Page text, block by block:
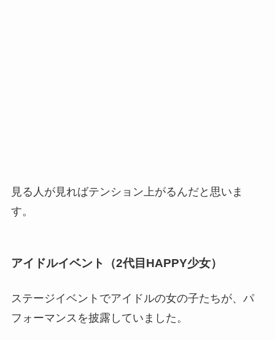
見る人が見ればテンション上がるんだと思いま
す。
アイドルイベント（2代目HAPPY少女）
ステージイベントでアイドルの女の子たちが、パ
フォーマンスを披露していました。